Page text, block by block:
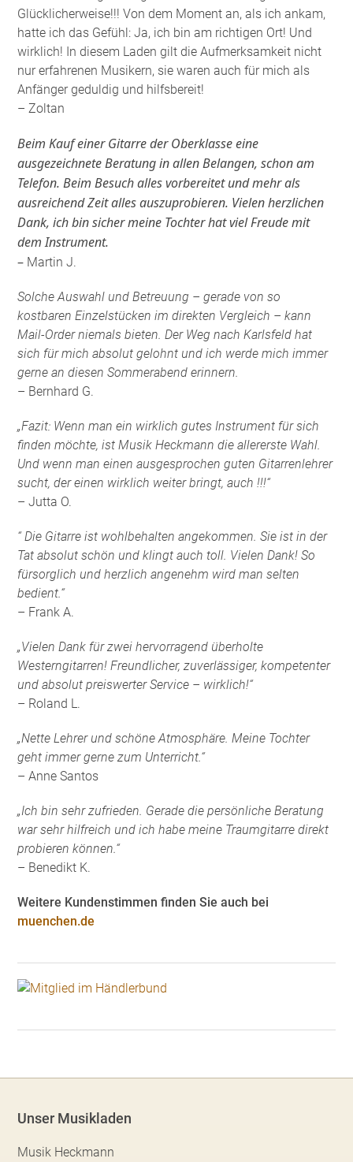
Glücklicherweise!!! Von dem Moment an, als ich ankam,
hatte ich das Gefühl: Ja, ich bin am richtigen Ort! Und
wirklich! In diesem Laden gilt die Aufmerksamkeit nicht
nur erfahrenen Musikern, sie waren auch für mich als
Anfänger geduldig und hilfsbereit!
– Zoltan
Beim Kauf einer Gitarre der Oberklasse eine
ausgezeichnete Beratung in allen Belangen, schon am
Telefon. Beim Besuch alles vorbereitet und mehr als
ausreichend Zeit alles auszuprobieren. Vielen herzlichen
Dank, ich bin sicher meine Tochter hat viel Freude mit
dem Instrument.
– Martin J.
Solche Auswahl und Betreuung – gerade von so
kostbaren Einzelstücken im direkten Vergleich – kann
Mail-Order niemals bieten. Der Weg nach Karlsfeld hat
sich für mich absolut gelohnt und ich werde mich immer
gerne an diesen Sommerabend erinnern.
– Bernhard G.
„Fazit: Wenn man ein wirklich gutes Instrument für sich
finden möchte, ist Musik Heckmann die allererste Wahl.
Und wenn man einen ausgesprochen guten Gitarrenlehrer
sucht, der einen wirklich weiter bringt, auch !!!“
– Jutta O.
“ Die Gitarre ist wohlbehalten angekommen. Sie ist in der
Tat absolut schön und klingt auch toll. Vielen Dank! So
fürsorglich und herzlich angenehm wird man selten
bedient.“
– Frank A.
„Vielen Dank für zwei hervorragend überholte
Westerngitarren! Freundlicher, zuverlässiger, kompetenter
und absolut preiswerter Service – wirklich!“
– Roland L.
„Nette Lehrer und schöne Atmosphäre. Meine Tochter
geht immer gerne zum Unterricht.“
– Anne Santos
„Ich bin sehr zufrieden. Gerade die persönliche Beratung
war sehr hilfreich und ich habe meine Traumgitarre direkt
probieren können.“
– Benedikt K.
Weitere Kundenstimmen finden Sie auch bei
muenchen.de
Unser Musikladen
Musik Heckmann